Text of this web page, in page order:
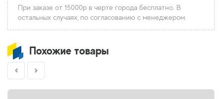
При заказе от 15000р в черте города бесплатно. В
остальных случаях, по согласованию с менеджером.
Похожие товары